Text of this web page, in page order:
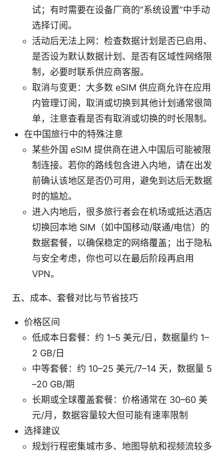
试；有时需要在设备厂商的“系统设置”中手动
选择订阅。
活动后无法上网：检查数据计划是否已启用、
是否设为默认数据计划、是否有区域性网络限
制，必要时联系供应商客服。
取消与变更：大多数 eSIM 供应商允许在应用
内管理订阅，取消或切换到其他计划通常很简
单，注意查看是否有取消或切换的时长限制。
在中国旅行中的特殊注意
某些外国 eSIM 提供商在进入中国后可能被限
制连接。若你的路线包含进入内地，请在出发
前确认该地区是否仍可用，避免到达后无数据
时的尴尬。
进入内地后，很多旅行者会在机场或抵达酒店
切换回本地 SIM（如中国移动/联通/电信）的
数据套餐，以确保稳定的网络覆盖；出于隐私
与安全考虑，你也可以在最后阶段再启用
VPN。
五、成本、套餐对比与节省技巧
价格区间
低成本日套餐：约 1–5 美元/日，数据量约 1–
2 GB/日
中等套餐：约 10–25 美元/7–14 天，数据量 5
–20 GB/期
长期或全球覆盖套餐：价格通常在 30–60 美
元/月，数据容量较大但可能有速率限制
选择建议
规划行程密集城市多、地图导航和视频流较多